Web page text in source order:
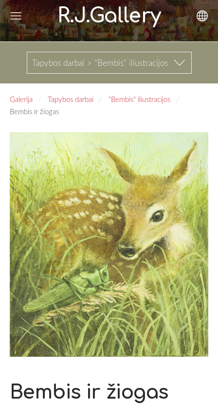
R.J.Gallery
Tapybos darbai > "Bembis" iliustracijos
Galerija Tapybos darbai
"Bembis" iliustracijos
Bembis ir žiogas
Bembis ir žiogas